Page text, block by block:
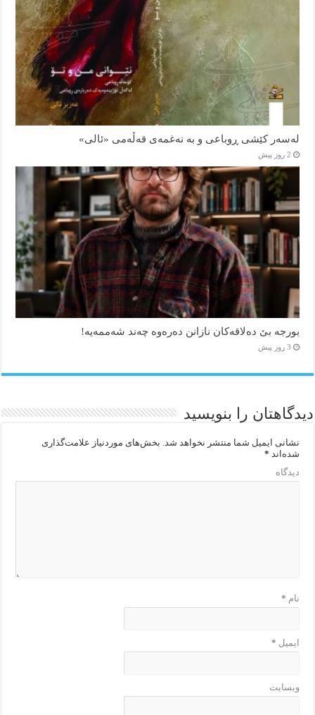
لەسەر کێشی ڕوباعی و به نەغمەی قەڵەمی «ئالی»
2 روز پیش
بورجە بێ دەلاقەکان نازانن دەرەوە چەند شەممەیە!
3 روز پیش
دیدگاهتان را بنویسید
نشانی ایمیل شما منتشر نخواهد شد. بخش‌های موردنیاز علامت‌گذاری
شده‌اند *
دیدگاه
نام *
ایمیل *
وبسایت